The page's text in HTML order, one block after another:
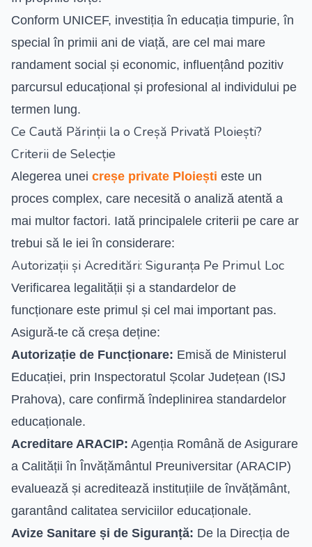
Conform UNICEF, investiția în educația timpurie, în
special în primii ani de viață, are cel mai mare
randament social și economic, influențând pozitiv
parcursul educațional și profesional al individului pe
termen lung.
Ce Caută Părinții la o Creșă Privată Ploiești?
Criterii de Selecție
Alegerea unei creșe private Ploiești este un
proces complex, care necesită o analiză atentă a
mai multor factori. Iată principalele criterii pe care ar
trebui să le iei în considerare:
Autorizații și Acreditări: Siguranța Pe Primul Loc
Verificarea legalității și a standardelor de
funcționare este primul și cel mai important pas.
Asigură-te că creșa deține:
Autorizație de Funcționare: Emisă de Ministerul
Educației, prin Inspectoratul Școlar Județean (ISJ
Prahova), care confirmă îndeplinirea standardelor
educaționale.
Acreditare ARACIP: Agenția Română de Asigurare
a Calității în Învățământul Preuniversitar (ARACIP)
evaluează și acreditează instituțiile de învățământ,
garantând calitatea serviciilor educaționale.
Avize Sanitare și de Siguranță: De la Direcția de